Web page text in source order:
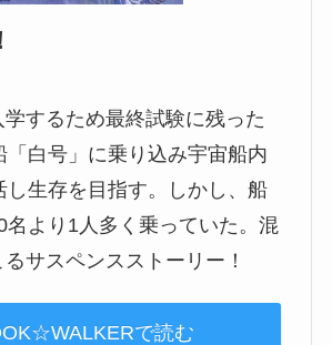
するため最終試験に残った
「白号」に乗り込み宇宙船内
し生存を目指す。しかし、船
名より1人多く乗っていた。混
サスペンスストーリー！
で読む